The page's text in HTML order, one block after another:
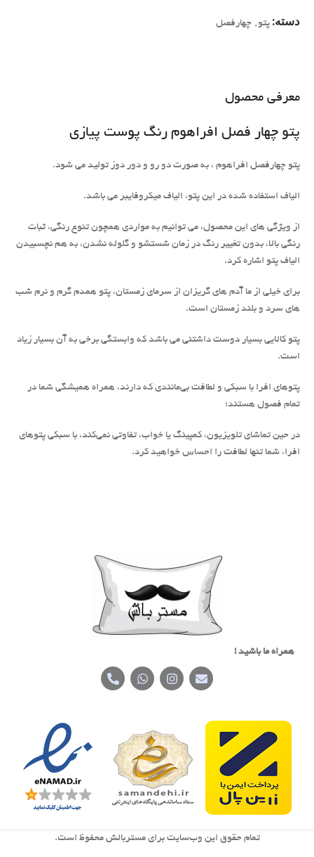
معرفی محصول
پتو چهار فصل افراهوم رنگ پوست پیازی
پتو چهارفصل افراهوم ، به صورت دو رو و دور دوز تولید می شود.
الیاف استفاده شده در این پتو، الیاف میکروفایبر می باشد.
از ویژگی های این محصول، می توانیم به مواردی همچون تنوع رنگی، ثبات
رنگی بالا، بدون تغییر رنگ در زمان شستشو و گلوله نشدن، به هم نچسبیدن
الیاف پتو اشاره کرد.
برای خیلی از ما آدم های گریزان از سرمای زمستان، پتو همدم گرم و نرم شب
های سرد و بلند زمستان است.
پتو کالایی بسیار دوست داشتنی می باشد که وابستگی برخی به آن بسیار زیاد
است.
پتوهای افرا با سبکی و لطافت بی‌مانندی که دارند، همراه همیشگی شما در
تمام فصول هستند؛
در حین تماشای تلویزیون، کمپینگ یا خواب، تفاوتی نمی‌کند، با سبکی پتوهای
افرا، شما تنها لطافت را احساس خواهید کرد.
دسته: پتو, چهارفصل
همراه ما باشید !
تمام حقوق اين وب‌سايت برای مستربالش محفوظ است.